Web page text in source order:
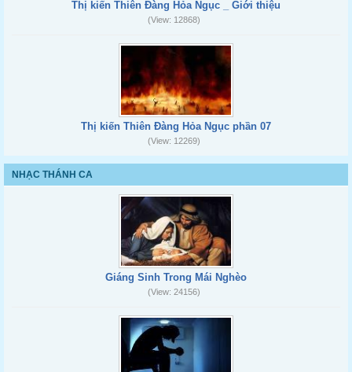
Thị kiến Thiên Đàng Hỏa Ngục _ Giới thiệu
(View: 12868)
Thị kiến Thiên Đàng Hỏa Ngục phần 07
(View: 12269)
NHẠC THÁNH CA
Giáng Sinh Trong Mái Nghèo
(View: 24156)